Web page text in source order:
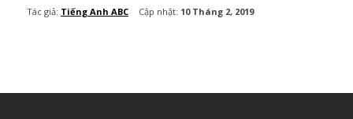
Tác giả: Tiếng Anh ABC Cập nhật: 10 Tháng 2, 2019